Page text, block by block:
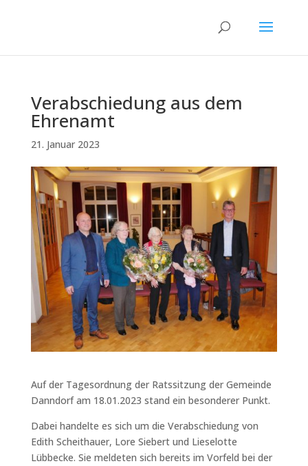
Verabschiedung aus dem
Ehrenamt
21. Januar 2023
Auf der Tagesordnung der Ratssitzung der Gemeinde
Danndorf am 18.01.2023 stand ein besonderer Punkt.
Dabei handelte es sich um die Verabschiedung von
Edith Scheithauer, Lore Siebert und Lieselotte
Lübbecke. Sie meldeten sich bereits im Vorfeld bei der